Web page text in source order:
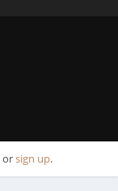
orsign up.